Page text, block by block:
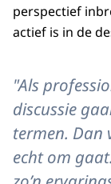
perspectief
actief is in de
"Als
discussie
termen. Dan
echt om